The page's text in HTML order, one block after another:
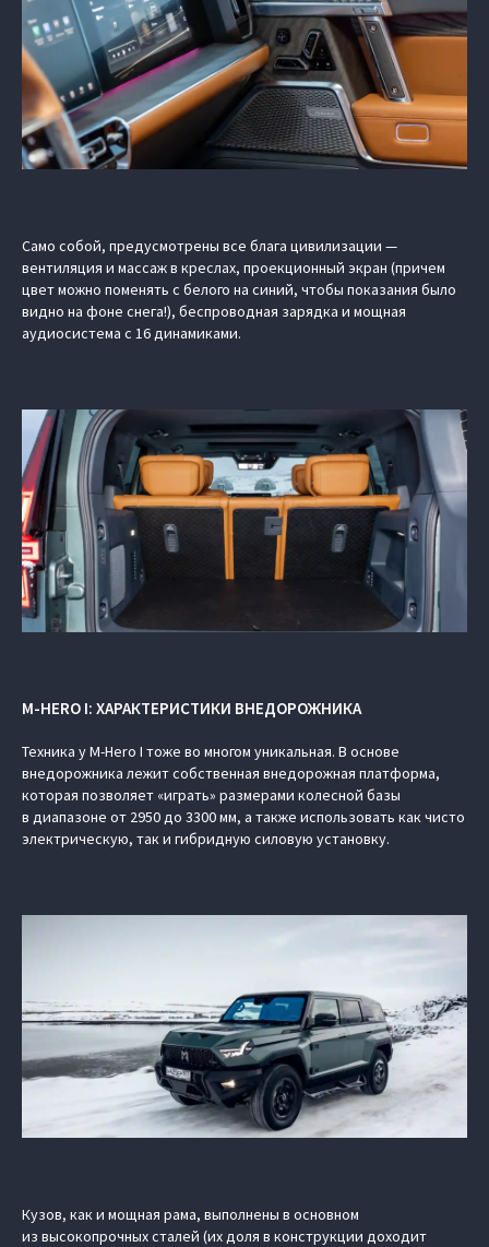
Само собой, предусмотрены все блага цивилизации —
вентиляция и массаж в креслах, проекционный экран (причем
цвет можно поменять с белого на синий, чтобы показания было
видно на фоне снега!), беспроводная зарядка и мощная
аудиосистема с 16 динамиками.
M-HERO I: ХАРАКТЕРИСТИКИ ВНЕДОРОЖНИКА
Техника у M-Hero I тоже во многом уникальная. В основе
внедорожника лежит собственная внедорожная платформа,
которая позволяет «играть» размерами колесной базы
в диапазоне от 2950 до 3300 мм, а также использовать как чисто
электрическую, так и гибридную силовую установку.
Кузов, как и мощная рама, выполнены в основном
из высокопрочных сталей (их доля в конструкции доходит